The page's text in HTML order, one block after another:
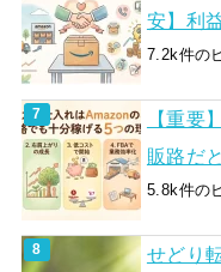
安】利
7.2k件の
【重要
販路だ
5.8k件の
せどり